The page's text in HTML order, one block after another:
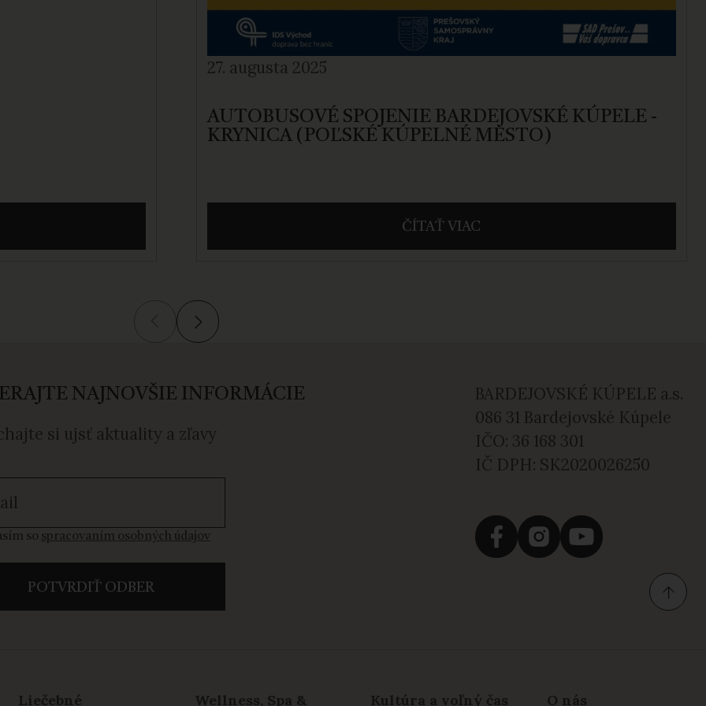
27. augusta 2025
AUTOBUSOVÉ SPOJENIE BARDEJOVSKÉ KÚPELE -
KRYNICA (POĽSKÉ KÚPELNÉ MESTO)
ČÍTAŤ VIAC
NAJNOVŠIE INFORMÁCIE
si ujsť aktuality a zľavy
so spracovaním osobných údajov
so spracovaním osobných údajov
POTVRDIŤ ODBER
BARDEJOVSKÉ KÚPELE a.s.
086 31 Bardejovské Kúpele
IČO: 36 168 301
IČ DPH: SK2020026250
Liečebné Wellness, Spa & Kultúra a voľný čas O nás